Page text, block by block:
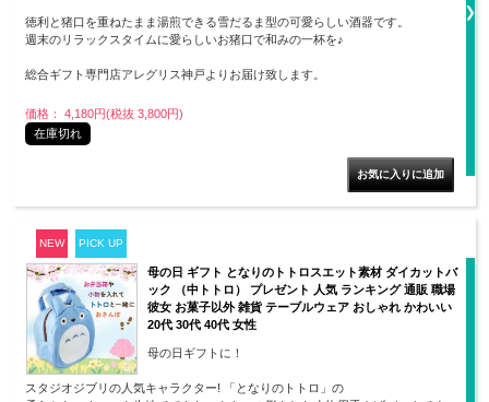
徳利と猪口を重ねたまま湯煎できる雪だるま型の可愛らしい酒器です。
週末のリラックスタイムに愛らしいお猪口で和みの一杯を♪
総合ギフト専門店アレグリス神戸よりお届け致します。
価格： 4,180円(税抜 3,800円)
在庫切れ
NEW PICK UP
母の日 ギフト となりのトトロスエット素材 ダイカットバ
ック （中トトロ） プレゼント 人気 ランキング 通販 職場
彼女 お菓子以外 雑貨 テーブルウェア おしゃれ かわいい
20代 30代 40代 女性
母の日ギフトに！
スタジオジブリの人気キャラクター! 「となりのトトロ」の